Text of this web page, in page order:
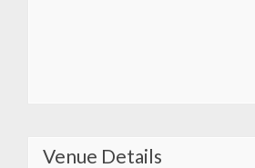
Venue Details